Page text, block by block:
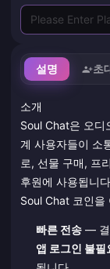
설명 초
소개
Soul Chat은 오디
계 사용자들이 소
로, 선물 구매, 프
후원에 사용됩니
Soul Chat 코인을
빠른 전송— 결
앱 로그인 불필